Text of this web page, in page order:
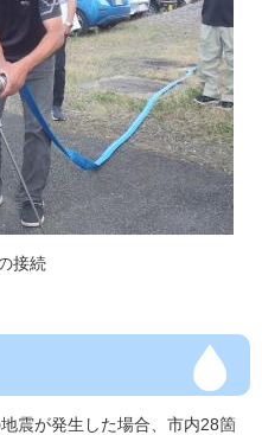
接続
震が発生した場合、市内28箇